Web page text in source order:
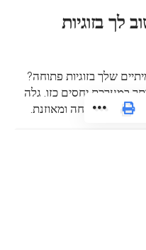
לך בזוגיות
שלך בזוגיות פתוחה?
במערכת יחסים כזו. גלה
פתוחה ומאוזנת.